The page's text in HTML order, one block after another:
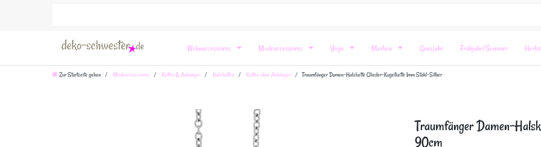
Wohnaccessoires Modeaccessoires Yoga Marken Ganzjahr Frühjahr/Sommer
Zur Startseite gehen Modeaccessoires Ketten & Anhänger Halsketten Ketten ohne Anhänger Traumfänger Damen-Halskette Glieder-Kugelkette 1mm Stahl-Silber
Traumfänger Damen-
90cm